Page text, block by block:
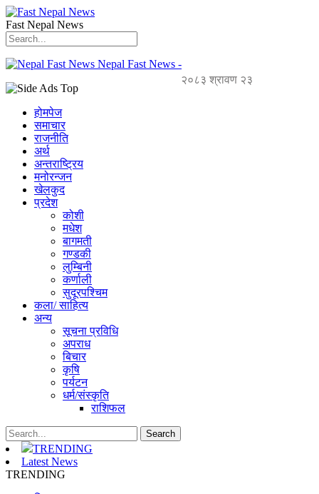
Fast Nepal News
Nepal Fast News -
२०८३ श्रावण २३
होमपेज
समाचार
राजनीति
अर्थ
अन्तराष्ट्रिय
मनोरन्जन
खेलकुद
प्रदेश
कोशी
मधेश
बागमती
गण्डकी
लुम्बिनी
कर्णाली
सुदूरपश्चिम
कला/ साहित्य
अन्य
सूचना प्रविधि
अपराध
बिचार
कृषि
पर्यटन
धर्म/संस्कृति
राशिफल
TRENDING
Latest News
TRENDING